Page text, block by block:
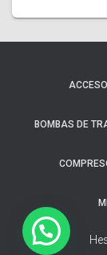
BOMBAS DE